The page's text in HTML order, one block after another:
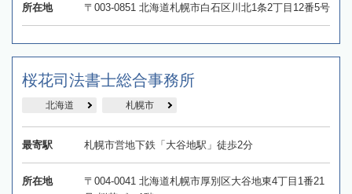
所在地 〒003-0851 北海道札幌市白石区川北1条2丁目12番5号
桜花司法書士総合事務所
北海道 札幌市
最寄駅 札幌市営地下鉄「大谷地駅」徒歩2分
所在地
〒004-0041 北海道札幌市厚別区大谷地東4丁目1番21